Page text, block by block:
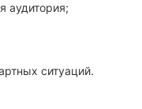
аудитория;
ситуаций.